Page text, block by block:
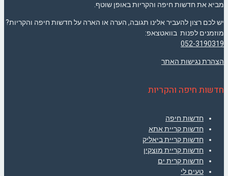
מביא את חדשות חיפה והקריות באופן שוטף.
יש לכם רצון להעביר אלינו תגובה, הערה או הארה על חדשות חיפה והקריות?
מוזמנים לפנות בוואטצאפ:
052-3190319
הצהרת נגישות האתר
חדשות חיפה והקריות
חדשות חיפה
חדשות קריית אתא
חדשות קריית ביאליק
חדשות קריית מוצקין
חדשות קרית ים
טעים לי